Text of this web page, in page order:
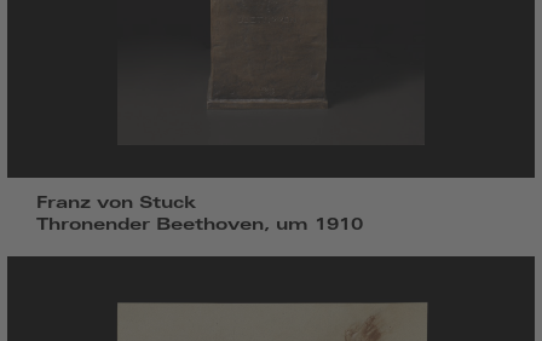
Franz von Stuck
Thronender Beethoven, um 1910